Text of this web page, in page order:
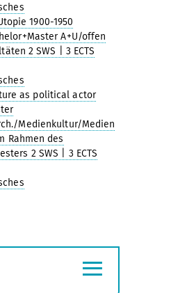
1900-1950
A+U/offen
2 SWS | 3 ECTS
as political actor
Medienkultur/Medien
Rahmen des
2 SWS | 3 ECTS
≡